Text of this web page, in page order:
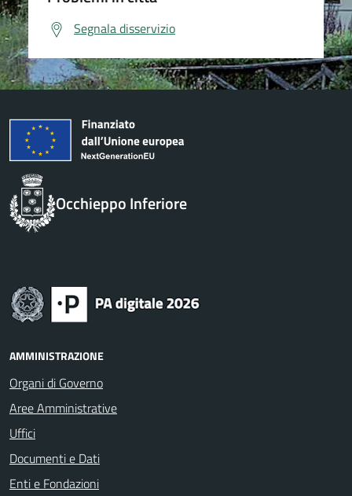
Segnala disservizio
Occhieppo Inferiore
AMMINISTRAZIONE
Organi di Governo
Aree Amministrative
Uffici
Documenti e Dati
Enti e Fondazioni